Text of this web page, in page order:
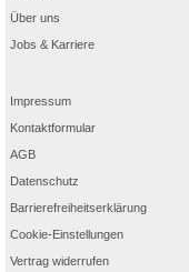
Über uns
Jobs & Karriere
Impressum
Kontaktformular
AGB
Datenschutz
Barrierefreiheitserklärung
Cookie-Einstellungen
Vertrag widerrufen